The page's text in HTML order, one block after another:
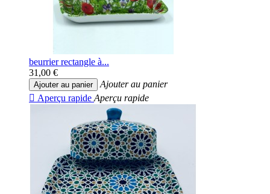
beurrier rectangle à...
31,00 €
Ajouter au panier
Ajouter au panier
 Aperçu rapide Aperçu rapide